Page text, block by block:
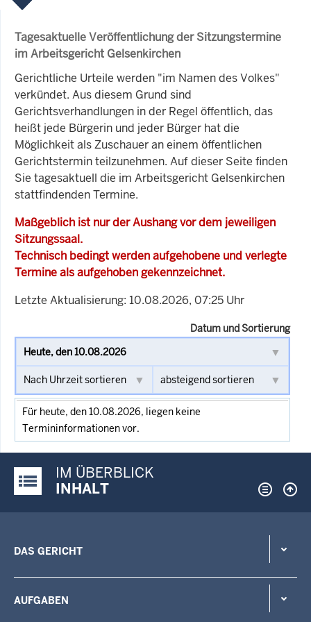
Tagesaktuelle Veröffentlichung der Sitzungstermine
im Arbeitsgericht Gelsenkirchen
Gerichtliche Urteile werden "im Namen des Volkes"
verkündet. Aus diesem Grund sind
Gerichtsverhandlungen in der Regel öffentlich, das
heißt jede Bürgerin und jeder Bürger hat die
Möglichkeit als Zuschauer an einem öffentlichen
Gerichtstermin teilzunehmen. Auf dieser Seite finden
Sie tagesaktuell die im Arbeitsgericht Gelsenkirchen
stattfindenden Termine.
Maßgeblich ist nur der Aushang vor dem jeweiligen
Sitzungssaal.
Technisch bedingt werden aufgehobene und verlegte
Termine als aufgehoben gekennzeichnet.
Letzte Aktualisierung: 10.08.2026, 07:25 Uhr
Datum und Sortierung
Für heute, den 10.08.2026, liegen keine
Termininformationen vor.
Justiz-Portal im Überblick:
IM ÜBERBLICK
INHALT
DAS GERICHT
AUFGABEN